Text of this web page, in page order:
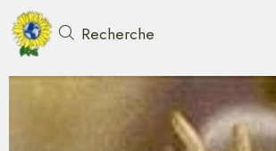
Recherche